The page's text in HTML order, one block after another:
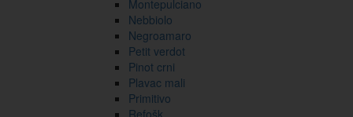
Montepulciano
Nebbiolo
Negroamaro
Petit verdot
Pinot crni
Plavac mali
Primitivo